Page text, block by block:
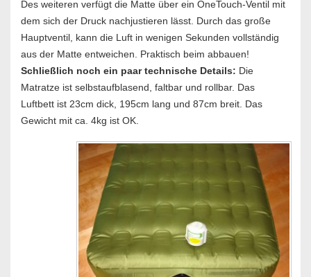
Des weiteren verfügt die Matte über ein OneTouch-Ventil mit
dem sich der Druck nachjustieren lässt. Durch das große
Hauptventil, kann die Luft in wenigen Sekunden vollständig
aus der Matte entweichen. Praktisch beim abbauen!
Schließlich noch ein paar technische Details: Die
Matratze ist selbstaufblasend, faltbar und rollbar. Das
Luftbett ist 23cm dick, 195cm lang und 87cm breit. Das
Gewicht mit ca. 4kg ist OK.